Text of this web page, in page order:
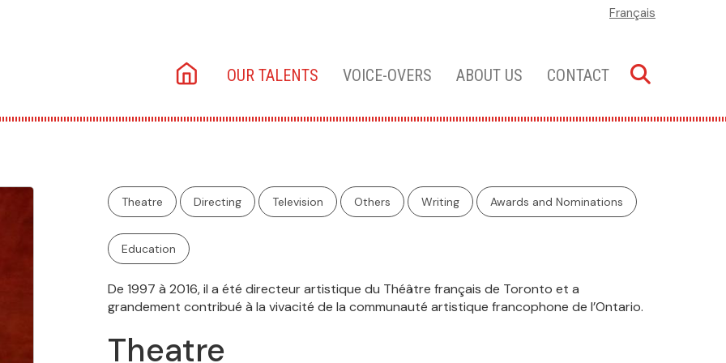
Main
OUR TALENTS VOICE-OVERS ABOUT US CONTACT
Français
Theatre Directing Television Others Writing Awards and Nominations
Education
De 1997 à 2016, il a été directeur artistique du Théâtre français de Toronto et a
grandement contribué à la vivacité de la communauté artistique francophone de l’Ontario.
Theatre